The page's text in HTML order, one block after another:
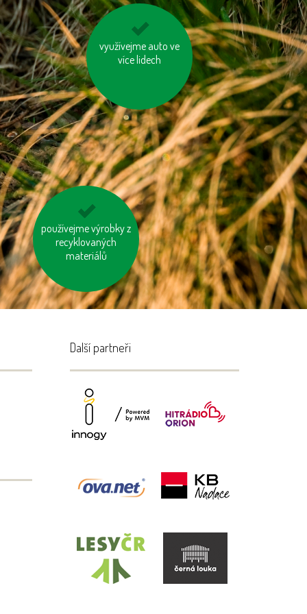
využívejme auto ve
více lidech
topme správně
používejme výrobky z
recyklovaných
materiálů
vzniklý odpad třiďme
Další partneři